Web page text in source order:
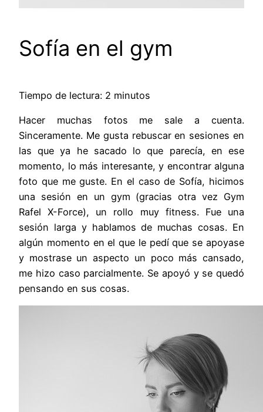
Sofía en el gym
Tiempo de lectura: 2 minutos
Hacer muchas fotos me sale a cuenta.
Sinceramente. Me gusta rebuscar en sesiones en
las que ya he sacado lo que parecía, en ese
momento, lo más interesante, y encontrar alguna
foto que me guste. En el caso de Sofía, hicimos
una sesión en un gym (gracias otra vez Gym
Rafel X-Force), un rollo muy fitness. Fue una
sesión larga y hablamos de muchas cosas. En
algún momento en el que le pedí que se apoyase
y mostrase un aspecto un poco más cansado,
me hizo caso parcialmente. Se apoyó y se quedó
pensando en sus cosas.